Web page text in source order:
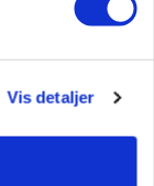
Vis detaljer
største